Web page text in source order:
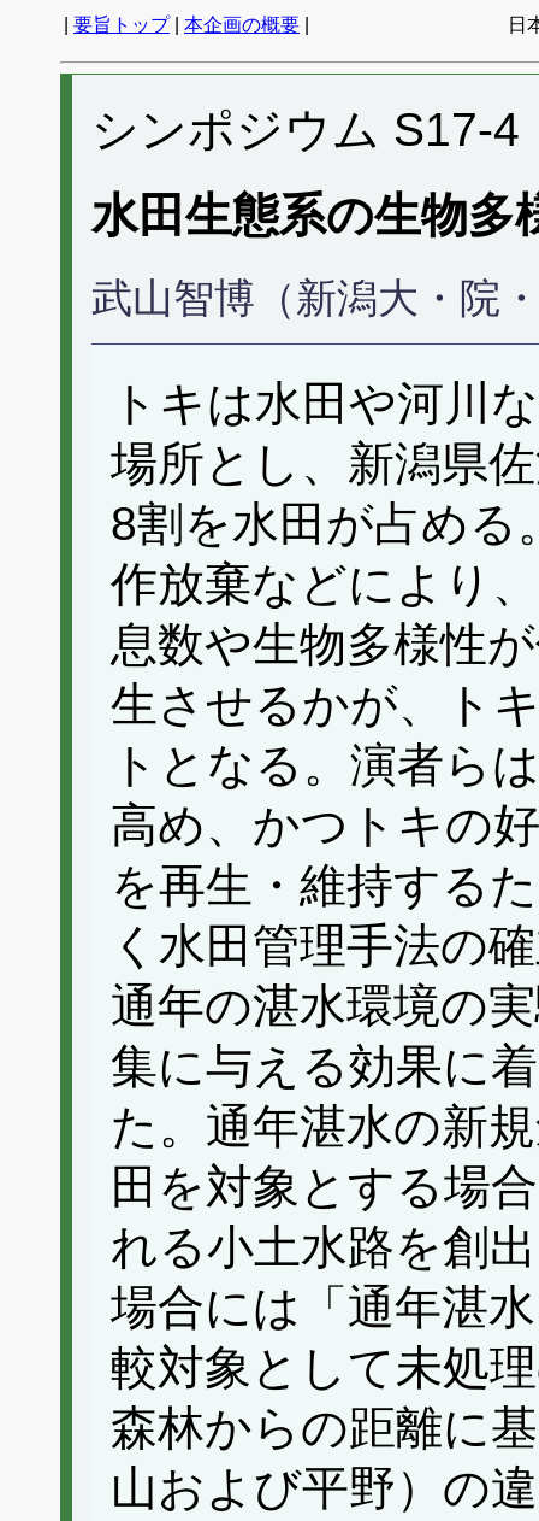
要旨トップ| 本企画の概要 日
シンポジウム S17-4
水田生態系の生物多
武山智博（新潟大・院
トキは水田や河川
場所とし、新潟県
8割を水田が占める
作放棄などにより
息数や生物多様性
生させるかが、ト
トとなる。演者ら
高め、かつトキの
を再生・維持する
く水田管理手法の
通年の湛水環境の
集に与える効果に
た。通年湛水の新
田を対象とする場
れる小土水路を創
場合には「通年湛
較対象として未処
森林からの距離に
山および平野）の